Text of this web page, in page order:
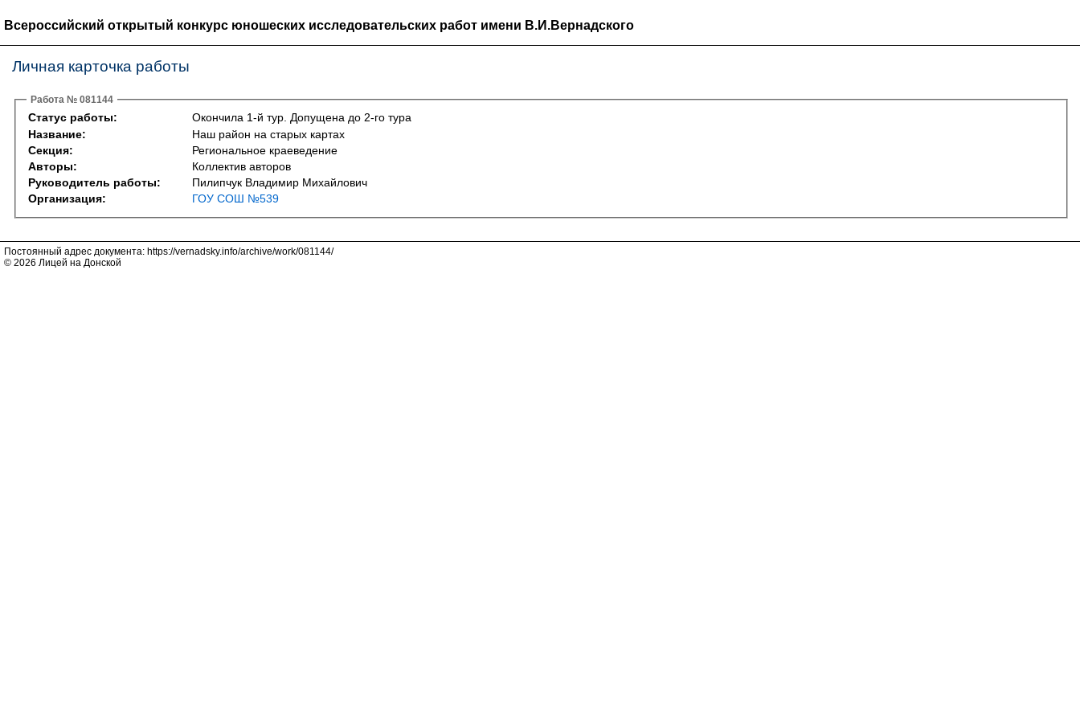
Всероссийский открытый конкурс юношеских исследовательских работ имени В.И.Вернадского
Личная карточка работы
Работа № 081144
Статус работы:
Окончила 1-й тур. Допущена до 2-го тура
Название:
Наш район на старых картах
Секция:
Региональное краеведение
Авторы:
Коллектив авторов
Руководитель работы:
Пилипчук Владимир Михайлович
Организация:
ГОУ СОШ №539
Постоянный адрес документа: https://vernadsky.info/archive/work/081144/
© 2026 Лицей на Донской